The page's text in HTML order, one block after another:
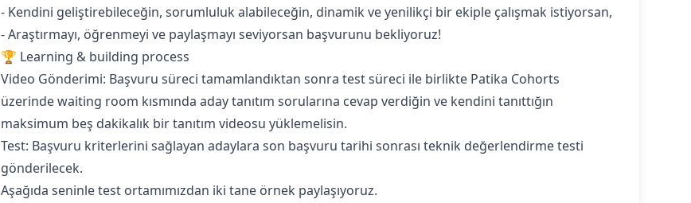
- Kendini geliştirebileceğin, sorumluluk alabileceğin, dinamik ve yenilikçi bir ekiple çalışmak istiyorsan,
- Araştırmayı, öğrenmeyi ve paylaşmayı seviyorsan başvurunu bekliyoruz!
🏆 Learning & building process
Video Gönderimi: Başvuru süreci tamamlandıktan sonra test süreci ile birlikte Patika Cohorts
üzerinde waiting room kısmında aday tanıtım sorularına cevap verdiğin ve kendini tanıttığın
maksimum beş dakikalık bir tanıtım videosu yüklemelisin.
Test: Başvuru kriterlerini sağlayan adaylara son başvuru tarihi sonrası teknik değerlendirme testi
gönderilecek.
Aşağıda seninle test ortamımızdan iki tane örnek paylaşıyoruz.